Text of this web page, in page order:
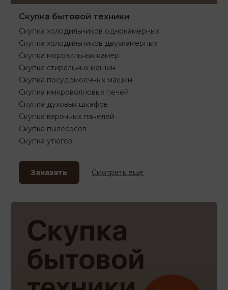
Скупка бытовой техники
Скупка холодильников однокамерных
Скупка холодильников двухкамерных
Скупка морозильных камер
Скупка стиральных машин
Скупка посудомоечных машин
Скупка микроволновых печей
Скупка духовых шкафов
Скупка варочных панелей
Скупка пылесосов
Скупка утюгов
Заказать Смотреть еще